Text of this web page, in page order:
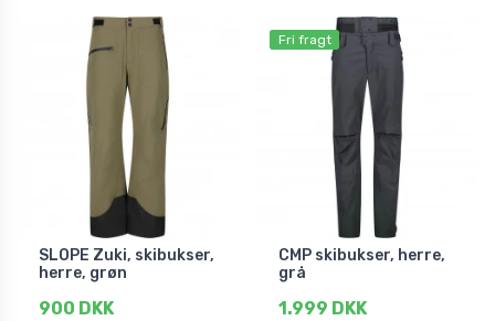
SLOPE Zuki, skibukser,
herre, grøn
900 DKK
Fri fragt
CMP skibukser, herre,
grå
1.999 DKK